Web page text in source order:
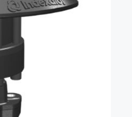
/ DÉTAILS